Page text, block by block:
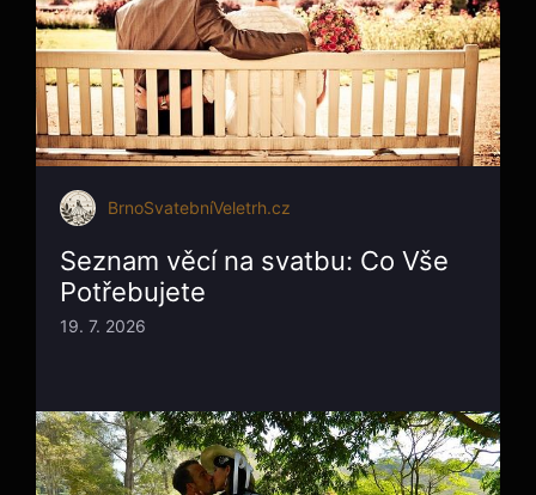
BrnoSvatebníVeletrh.cz
Seznam věcí na svatbu: Co Vše
Potřebujete
19. 7. 2026